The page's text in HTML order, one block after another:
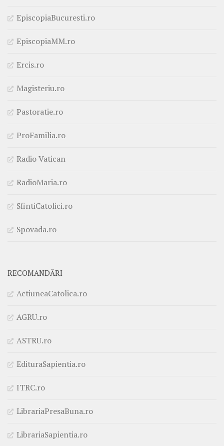
EpiscopiaBucuresti.ro
EpiscopiaMM.ro
Ercis.ro
Magisteriu.ro
Pastoratie.ro
ProFamilia.ro
Radio Vatican
RadioMaria.ro
SfintiCatolici.ro
Spovada.ro
RECOMANDĂRI
ActiuneaCatolica.ro
AGRU.ro
ASTRU.ro
EdituraSapientia.ro
ITRC.ro
LibrariaPresaBuna.ro
LibrariaSapientia.ro